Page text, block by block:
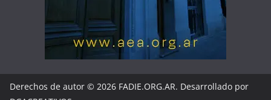
Derechos de autor © 2026 FADIE.ORG.AR. Desarrollado por